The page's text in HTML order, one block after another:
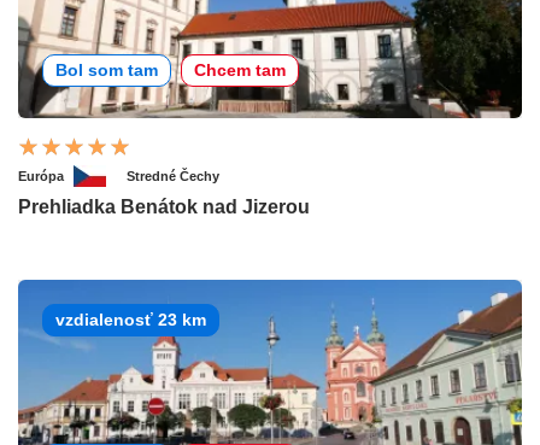
Bol som tam Chcem tam
Európa Stredné Čechy
Prehliadka Benátok nad Jizerou
vzdialenosť 23 km